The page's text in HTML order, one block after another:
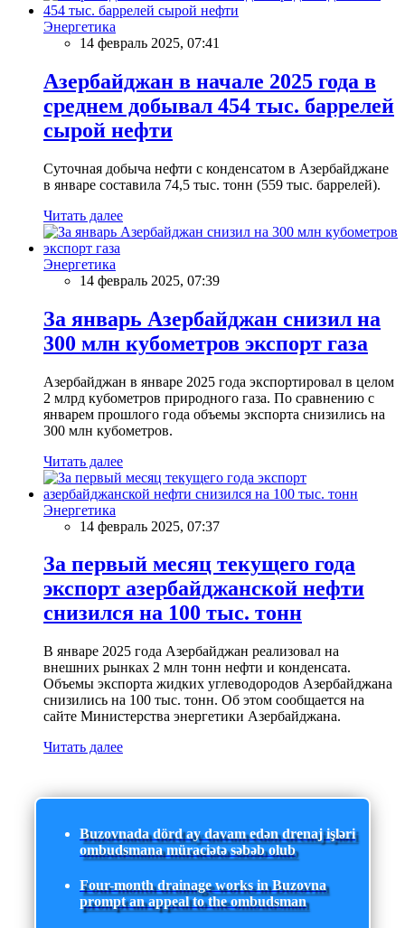
Энергетика
14 февраль 2025, 07:41
Азербайджан в начале 2025 года в
среднем добывал 454 тыс. баррелей
сырой нефти
Суточная добыча нефти с конденсатом в Азербайджане
в январе составила 74,5 тыс. тонн (559 тыс. баррелей).
Читать далее
Энергетика
14 февраль 2025, 07:39
За январь Азербайджан снизил на
300 млн кубометров экспорт газа
Азербайджан в январе 2025 года экспортировал в целом
2 млрд кубометров природного газа. По сравнению с
январем прошлого года объемы экспорта снизились на
300 млн кубометров.
Читать далее
Энергетика
14 февраль 2025, 07:37
За первый месяц текущего года
экспорт азербайджанской нефти
снизился на 100 тыс. тонн
В январе 2025 года Азербайджан реализовал на
внешних рынках 2 млн тонн нефти и конденсата.
Объемы экспорта жидких углеводородов Азербайджана
снизились на 100 тыс. тонн. Об этом сообщается на
сайте Министерства энергетики Азербайджана.
Читать далее
Buzovnada dörd ay davam edən drenaj işləri
ombudsmana müraciətə səbəb olub
Four-month drainage works in Buzovna
prompt an appeal to the ombudsman